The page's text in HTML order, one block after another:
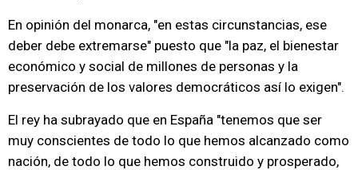
En opinión del monarca, "en estas circunstancias, ese
deber debe extremarse" puesto que "la paz, el bienestar
económico y social de millones de personas y la
preservación de los valores democráticos así lo exigen".
El rey ha subrayado que en España "tenemos que ser
muy conscientes de todo lo que hemos alcanzado como
nación, de todo lo que hemos construido y prosperado,